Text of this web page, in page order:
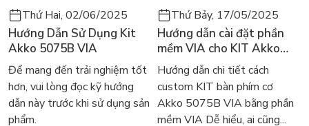
Thứ Hai, 02/06/2025
Hướng Dẫn Sử Dụng Kit
Akko 5075B VIA
Để mang đến trải nghiệm tốt
hơn, vui lòng đọc kỹ hướng
dẫn này trước khi sử dụng sản
phẩm.
Thứ Bảy, 17/05/2025
Hướng dẫn cài đặt phần
mềm VIA cho KIT Akko
5075B VIA
Hướng dẫn chi tiết cách
custom KIT bàn phím cơ
Akko 5075B VIA bằng phần
mềm VIA Dễ hiểu, ai cũng...